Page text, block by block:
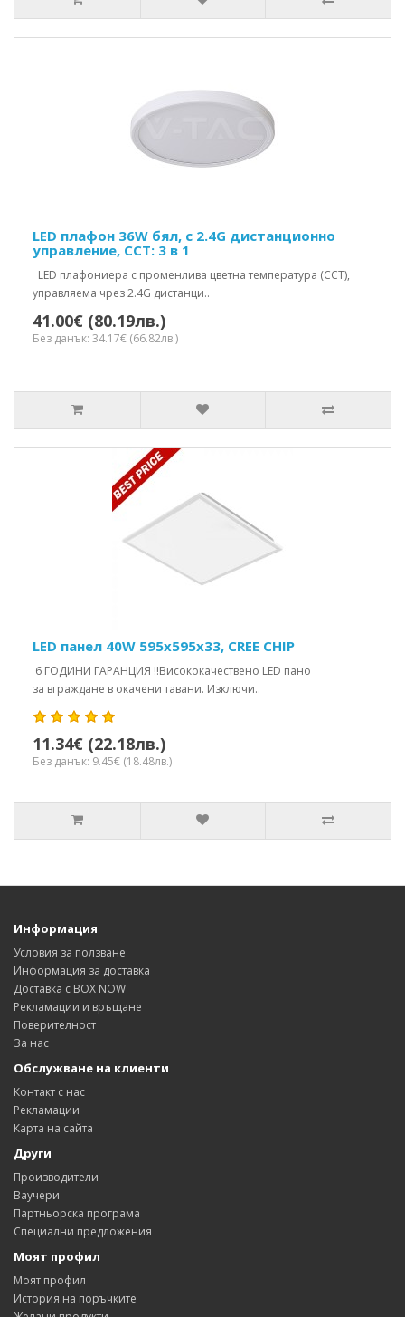
LED плафон 36W бял, с 2.4G дистанционно
управление, CCT: 3 в 1
LED плафониера с променлива цветна температура (CCT),
управляема чрез 2.4G дистанци..
41.00€ (80.19лв.)
Без данък: 34.17€ (66.82лв.)
LED панел 40W 595x595x33, CREE CHIP
6 ГОДИНИ ГАРАНЦИЯ !!Висококачествено LED пано
за вграждане в окачени тавани. Изключи..
11.34€ (22.18лв.)
Без данък: 9.45€ (18.48лв.)
Информация
Условия за ползване
Информация за доставка
Доставка с BOX NOW
Рекламации и връщане
Поверителност
За нас
Обслужване на клиенти
Контакт с нас
Рекламации
Карта на сайта
Други
Производители
Ваучери
Партньорска програма
Специални предложения
Моят профил
Моят профил
История на поръчките